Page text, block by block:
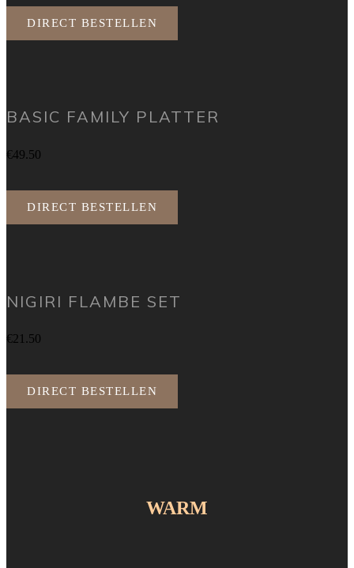
DIRECT BESTELLEN
BASIC FAMILY PLATTER
€49.50
DIRECT BESTELLEN
NIGIRI FLAMBE SET
€21.50
DIRECT BESTELLEN
WARM